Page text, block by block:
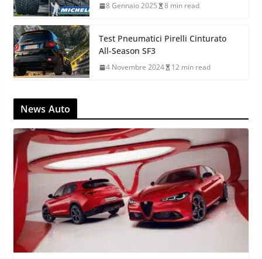
8 Gennaio 2025 8 min read
Test Pneumatici Pirelli Cinturato
All-Season SF3
4 Novembre 2024 12 min read
News Auto